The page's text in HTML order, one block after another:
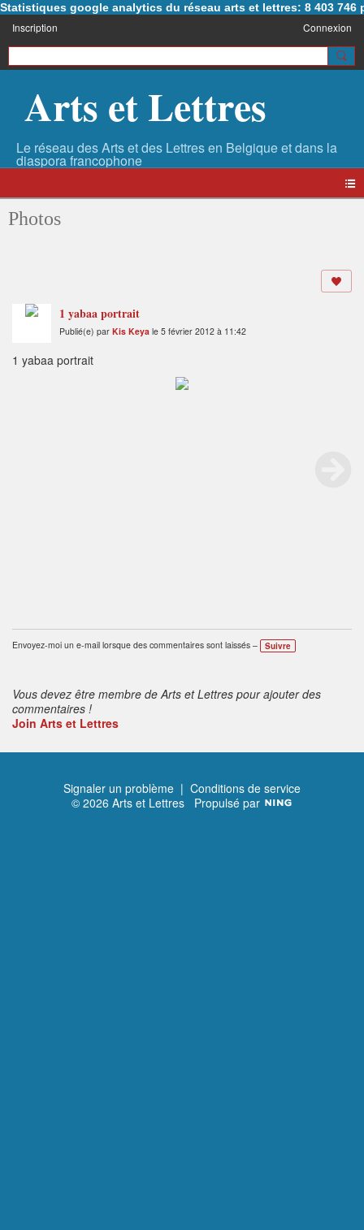
Statistiques google analytics du réseau arts et lettres: 8 403 746
Inscription Connexion
Arts et Lettres
Photos
1 yabaa portrait
Publié(e) par Kis Keya le 5 février 2012 à 11:42
1 yabaa portrait
Envoyez-moi un e-mail lorsque des commentaires sont laissés – Suivre
Vous devez être membre de Arts et Lettres pour ajouter des
commentaires !
Join Arts et Lettres
Signaler un problème | Conditions de service
© 2026 Arts et Lettres Propulsé par